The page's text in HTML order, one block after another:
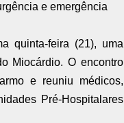
e emergência
quinta-feira (21), uma
Miocárdio. O encontro
e reuniu médicos,
Pré-Hospitalares